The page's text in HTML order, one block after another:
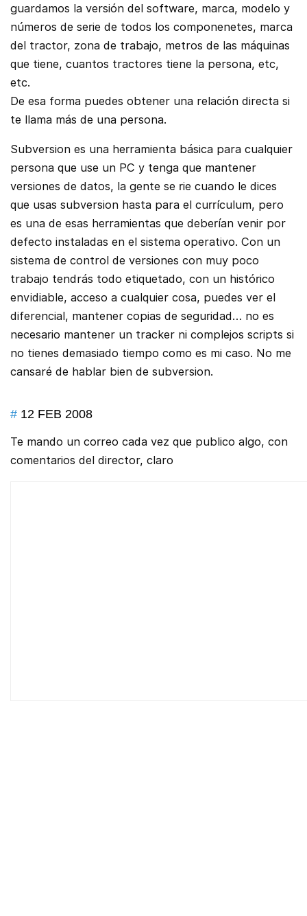
guardamos la versión del software, marca, modelo y
números de serie de todos los componenetes, marca
del tractor, zona de trabajo, metros de las máquinas
que tiene, cuantos tractores tiene la persona, etc,
etc.
De esa forma puedes obtener una relación directa si
te llama más de una persona.
Subversion es una herramienta básica para cualquier
persona que use un PC y tenga que mantener
versiones de datos, la gente se rie cuando le dices
que usas subversion hasta para el currículum, pero
es una de esas herramientas que deberían venir por
defecto instaladas en el sistema operativo. Con un
sistema de control de versiones con muy poco
trabajo tendrás todo etiquetado, con un histórico
envidiable, acceso a cualquier cosa, puedes ver el
diferencial, mantener copias de seguridad… no es
necesario mantener un tracker ni complejos scripts si
no tienes demasiado tiempo como es mi caso. No me
cansaré de hablar bien de subversion.
# 12 FEB 2008
Te mando un correo cada vez que publico algo, con
comentarios del director, claro